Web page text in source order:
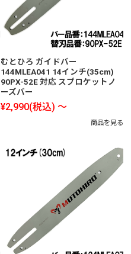
むとひろ ガイドバー
144MLEA041 14インチ(35cm)
90PX-52E 対応 スプロケットノ
ーズバー
¥2,990(税込) ～
商品を見る